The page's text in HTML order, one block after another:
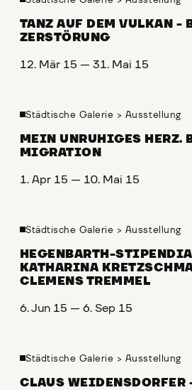
TANZ AUF DEM VULKAN -
ZERSTÖRUNG
12. Mär 15 — 31. Mai 15
Städtische Galerie > Ausstellung
MEIN UNRUHIGES HERZ.
MIGRATION
1. Apr 15 — 10. Mai 15
Städtische Galerie > Ausstellung
HEGENBARTH-
KATHARINA
CLEMENS TREMMEL
6. Jun 15 — 6. Sep 15
Städtische Galerie > Ausstellung
CLAUS WEIDENSDORFER